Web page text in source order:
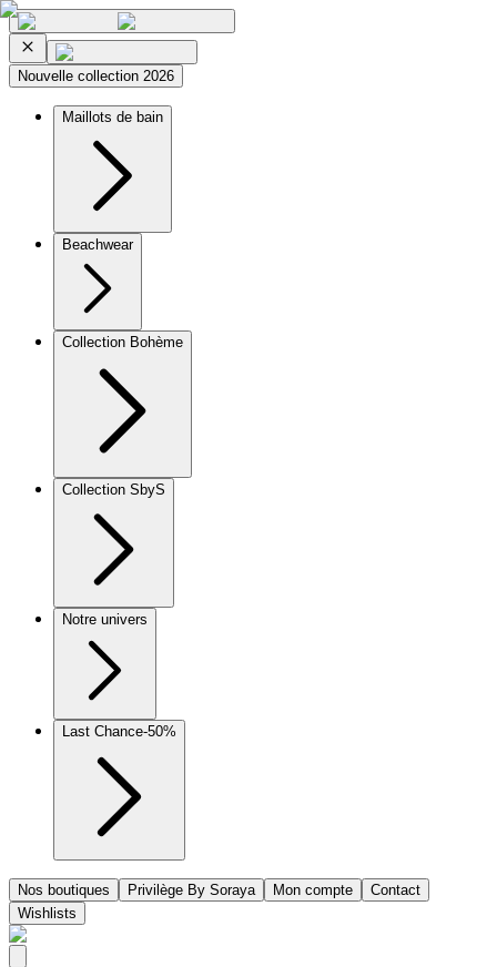
Nouvelle collection 2026
Maillots de bain
Beachwear
Collection Bohème
Collection SbyS
Notre univers
Last Chance-50%
Nos boutiques Privilège By Soraya Mon compte
Contact
Wishlists